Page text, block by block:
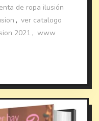
de ropa ilusión
, ver catalogo
2021 , www